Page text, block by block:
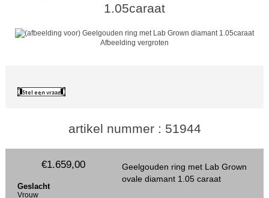
1.05caraat
Afbeelding vergroten
artikel nummer : 51944
Geelgouden ring met Lab Grown
ovale diamant 1.05 caraat
€1.659,00
Geslacht
Vrouw